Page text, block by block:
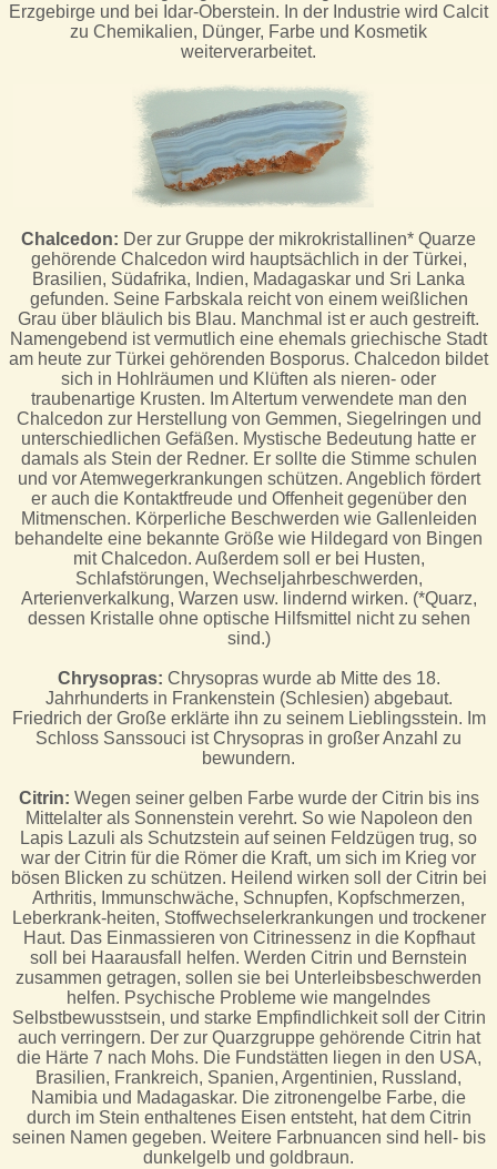
Erzgebirge und bei Idar-Oberstein. In der Industrie wird Calcit
zu Chemikalien, Dünger, Farbe und Kosmetik
weiterverarbeitet.
Chalcedon: Der zur Gruppe der mikrokristallinen* Quarze
gehörende Chalcedon wird hauptsächlich in der Türkei,
Brasilien, Südafrika, Indien, Madagaskar und Sri Lanka
gefunden. Seine Farbskala reicht von einem weißlichen
Grau über bläulich bis Blau. Manchmal ist er auch gestreift.
Namengebend ist vermutlich eine ehemals griechische Stadt
am heute zur Türkei gehörenden Bosporus. Chalcedon bildet
sich in Hohlräumen und Klüften als nieren- oder
traubenartige Krusten. Im Altertum verwendete man den
Chalcedon zur Herstellung von Gemmen, Siegelringen und
unterschiedlichen Gefäßen. Mystische Bedeutung hatte er
damals als Stein der Redner. Er sollte die Stimme schulen
und vor Atemwegerkrankungen schützen. Angeblich fördert
er auch die Kontaktfreude und Offenheit gegenüber den
Mitmenschen. Körperliche Beschwerden wie Gallenleiden
behandelte eine bekannte Größe wie Hildegard von Bingen
mit Chalcedon. Außerdem soll er bei Husten,
Schlafstörungen, Wechseljahrbeschwerden,
Arterienverkalkung, Warzen usw. lindernd wirken. (*Quarz,
dessen Kristalle ohne optische Hilfsmittel nicht zu sehen
sind.)
Chrysopras: Chrysopras wurde ab Mitte des 18.
Jahrhunderts in Frankenstein (Schlesien) abgebaut.
Friedrich der Große erklärte ihn zu seinem Lieblingsstein. Im
Schloss Sanssouci ist Chrysopras in großer Anzahl zu
bewundern.
Citrin: Wegen seiner gelben Farbe wurde der Citrin bis ins
Mittelalter als Sonnenstein verehrt. So wie Napoleon den
Lapis Lazuli als Schutzstein auf seinen Feldzügen trug, so
war der Citrin für die Römer die Kraft, um sich im Krieg vor
bösen Blicken zu schützen. Heilend wirken soll der Citrin bei
Arthritis, Immunschwäche, Schnupfen, Kopfschmerzen,
Leberkrank-heiten, Stoffwechselerkrankungen und trockener
Haut. Das Einmassieren von Citrinessenz in die Kopfhaut
soll bei Haarausfall helfen. Werden Citrin und Bernstein
zusammen getragen, sollen sie bei Unterleibsbeschwerden
helfen. Psychische Probleme wie mangelndes
Selbstbewusstsein, und starke Empfindlichkeit soll der Citrin
auch verringern. Der zur Quarzgruppe gehörende Citrin hat
die Härte 7 nach Mohs. Die Fundstätten liegen in den USA,
Brasilien, Frankreich, Spanien, Argentinien, Russland,
Namibia und Madagaskar. Die zitronengelbe Farbe, die
durch im Stein enthaltenes Eisen entsteht, hat dem Citrin
seinen Namen gegeben. Weitere Farbnuancen sind hell- bis
dunkelgelb und goldbraun.